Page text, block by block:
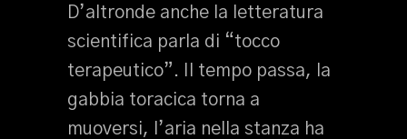
D’altronde anche la letteratura
scientifica parla di “tocco
terapeutico”. Il tempo passa, la
gabbia toracica torna a
muoversi, l’aria nella stanza ha